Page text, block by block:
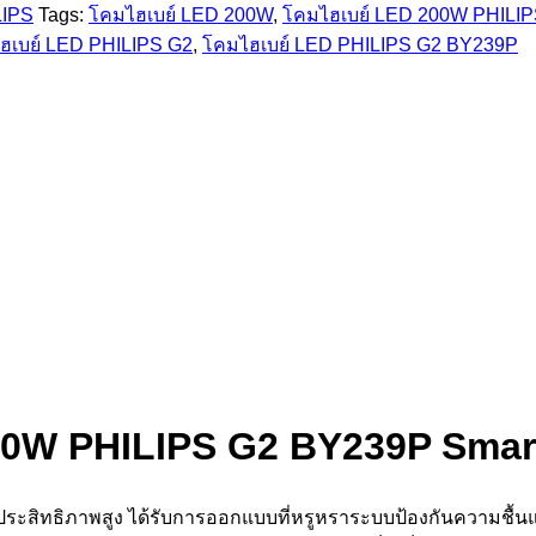
Tags: โคมไฮเบย์ LED 200W, โคมไฮเบย์ LED 200W
เบย์ LED PHILIPS G2, โคมไฮเบย์ LED PHILIPS G2 BY239P
PHILIPS G2 BY239P
ะสิทธิภาพสูง ได้รับการออกแบบที่หรูหราระบบป้องกันความชื้